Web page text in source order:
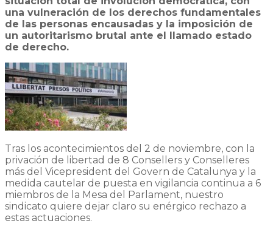
una vulneración de los derechos fundamentales
de las personas encausadas y la imposición de
un autoritarismo brutal ante el llamado estado
de derecho.
Tras los acontecimientos del 2 de noviembre, con la
privación de libertad de 8 Consellers y Conselleres
más del Vicepresident del Govern de Catalunya y la
medida cautelar de puesta en vigilancia continua a 6
miembros de la Mesa del Parlament, nuestro
sindicato quiere dejar claro su enérgico rechazo a
estas actuaciones.